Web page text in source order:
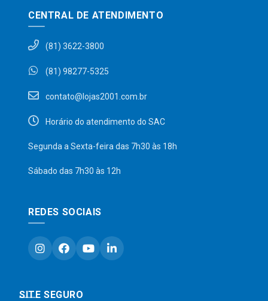
CENTRAL DE ATENDIMENTO
(81) 3622-3800
(81) 98277-5325
contato@lojas2001.com.br
Horário do atendimento do SAC
Segunda a Sexta-feira das 7h30 às 18h
Sábado das 7h30 às 12h
REDES SOCIAIS
SITE SEGURO